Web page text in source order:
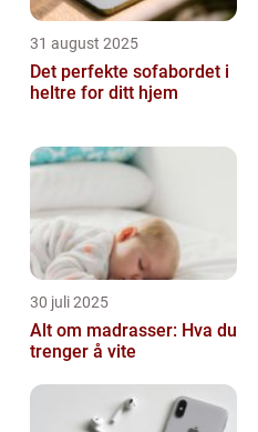
31 august 2025
Det perfekte sofabordet i
heltre for ditt hjem
30 juli 2025
Alt om madrasser: Hva du
trenger å vite